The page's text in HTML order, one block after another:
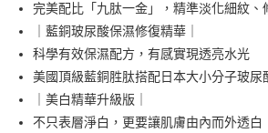
2.付款方式選擇「大哥付你分期」，訂單成立後會
流程，驗證手機門號後，選擇欲分期的期數、繳款
3.實際核准額度、可分期數及費用金額請依後續交
4.訂單成立30分鐘內，如未前往確認交易或遇審核
消。如遇「轉專審核」未通過狀況，表示未達大哥
法說明評估內容。
【繳款方式說明】
相關說明
【關於「AFTEE先享後付」】
AFTEE先享後付是「在收到商品之後才付款」的支
１．簡單：不需註冊會員、不需綁卡、不需儲值。
２．便利：只要手機號碼，簡訊認證，即可結帳。
３．安心：先確認商品／服務後，再付款。
ATM付款
貨到付款
運送方式
完美配比「九肽一金」，精準淡化細紋、
｜藍銅玻尿酸保濕修復精華｜
科學有效保濕配方，有感實現透亮水光
美國頂級藍銅胜肽搭配日本大小分子玻尿
｜美白精華升級版｜
不只表層淨白，更要讓肌膚由內而外透白